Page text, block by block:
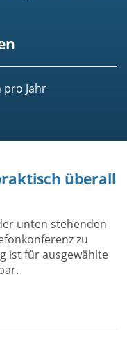
pro Jahr
überall
unten stehenden
zu
ist für ausgewählte